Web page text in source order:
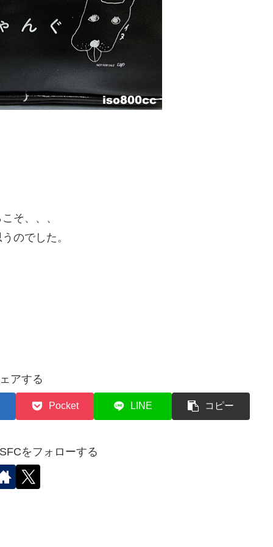
そ、、、
のでした。
アする
Pocket LINE コピー
をフォローする